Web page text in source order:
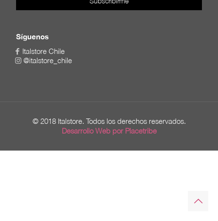
Síguenos
Italstore Chile
@italstore_chile
© 2018 Italstore. Todos los derechos reservados.
Desarrollo Web por Placetribe